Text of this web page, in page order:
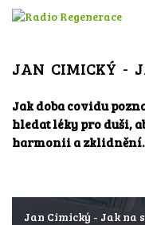
JAN CIMICKÝ -
Jak doba covidu
hledat léky pro duši,
harmonii a zklidnění.
Jan Cimický - Jak na